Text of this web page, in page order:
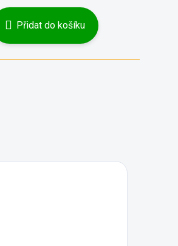
Přidat do košíku